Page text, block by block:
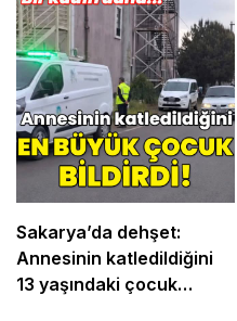
Sakarya’da dehşet:
Annesinin katledildiğini
13 yaşındaki çocuk